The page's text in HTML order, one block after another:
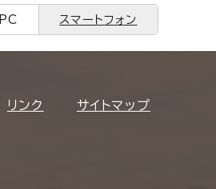
PC スマートフォン
リンク サイトマップ